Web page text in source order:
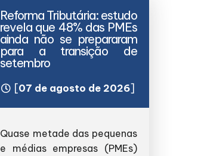
Reforma Tributária: estudo
revela que 48% das PMEs
ainda não se prepararam
para a transição de
setembro
[07 de agosto de 2026]
Quase metade das pequenas
e médias empresas (PMEs)